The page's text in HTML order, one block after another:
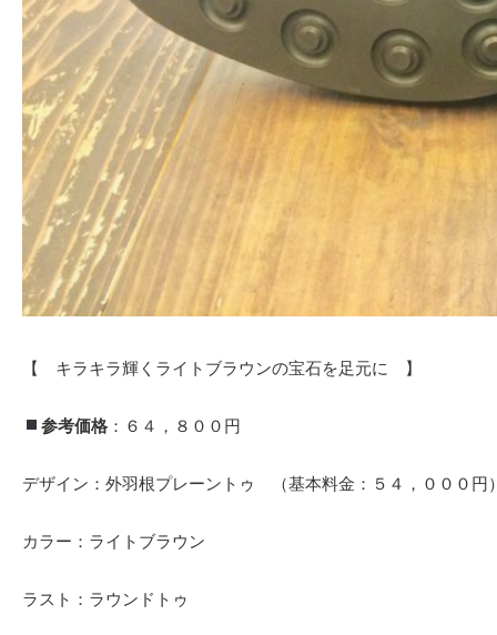
【 キラキラ輝くライトブラウンの宝石を足元に 】
参考価格 ：６４，８００円
デザイン：外羽根プレーントゥ （基本料金：５４，０００円
カラー：ライトブラウン
ラスト：ラウンドトゥ